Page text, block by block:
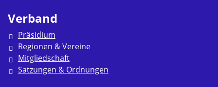
Verband
Präsidium
Regionen & Vereine
Mitgliedschaft
Satzungen & Ordnungen